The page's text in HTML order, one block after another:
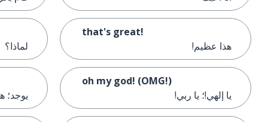
that's great!
هذا عظيم!
oh my god! (OMG!)
يا إلهي!؛ يا ربي!
لماذا؟
يوجد؛